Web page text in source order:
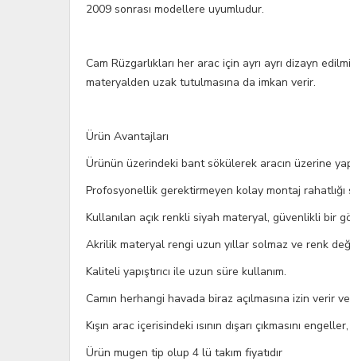
2009 sonrası modellere uyumludur.
Cam Rüzgarlıkları her arac için ayrı ayrı dizayn
materyalden uzak tutulmasına da imkan verir.
Ürün Avantajları
Ürünün üzerindeki bant sökülerek aracın üzerine
Profosyonellik gerektirmeyen kolay montaj rahatlığı
Kullanılan açık renkli siyah materyal, güvenlikli bir
Akrilik materyal rengi uzun yıllar solmaz ve renk
Kaliteli yapıştırıcı ile uzun süre kullanım.
Camın herhangi havada biraz açılmasına izin verir
Kışın arac içerisindeki ısının dışarı çıkmasını
Ürün mugen tip olup 4 lü takım fiyatıdır